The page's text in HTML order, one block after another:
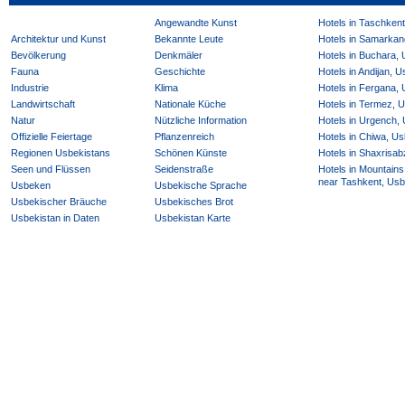
Angewandte Kunst
Architektur und Kunst
Bekannte Leute
Bevölkerung
Denkmäler
Fauna
Geschichte
Industrie
Klima
Landwirtschaft
Nationale Küche
Natur
Nützliche Information
Offizielle Feiertage
Pflanzenreich
Regionen Usbekistans
Schönen Künste
Seen und Flüssen
Seidenstraße
Usbeken
Usbekische Sprache
Usbekischer Bräuche
Usbekisches Brot
Usbekistan in Daten
Usbekistan Karte
Hotels in
Hotels in
Hotels in Buchara,
Hotels in Andijan,
Hotels in Fergana,
Hotels in Termez,
Hotels in Urgench,
Hotels in Chiwa,
Hotels in
Hotels in
near Tashkent,